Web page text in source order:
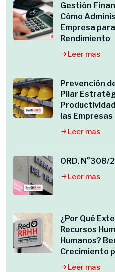
Gestión
Cómo
Empresa
Rendimiento
Leer mas
Prevención
Pilar
las Empresas
Leer mas
ORD. N°308/
Leer mas
¿Por Qué
Recursos
Humanos?
Crecimiento
Leer mas